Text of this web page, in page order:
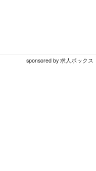
sponsored by 求人ボックス